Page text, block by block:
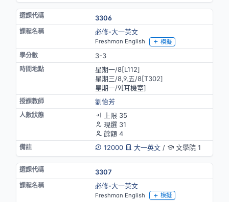
3306
必修-大一英文
Freshman English 模擬
3-3
星期一/8[L112]
星期三/8,9,五/8[T302]
星期一/9[耳機室]
劉怡芳
上限 35
現選 31
餘額 4
12000
大一英文/ 文學院 1
3307
必修-大一英文
Freshman English 模擬